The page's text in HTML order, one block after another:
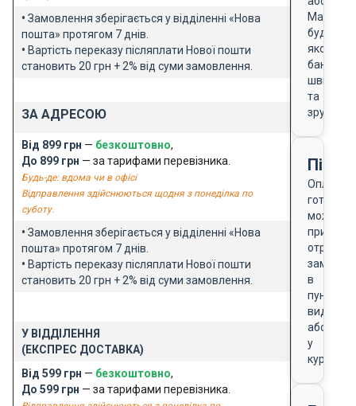
• Замовлення зберігається у відділенні «Нова
пошта» протягом 7 днів.
• Вартість переказу післяплати Нової пошти
становить 20 грн + 2% від суми замовлення.
ЗА АДРЕСОЮ
Від 899 грн — безкоштовно,
До 899 грн — за тарифами перевізника.
Будь-де: вдома чи в офісі
Відправлення здійснюються щодня з понеділка по
суботу.
• Замовлення зберігається у відділенні «Нова
пошта» протягом 7 днів.
• Вартість переказу післяплати Нової пошти
становить 20 грн + 2% від суми замовлення.
У ВІДДІЛЕННЯ
(ЕКСПРЕС ДОСТАВКА)
Від 599 грн — безкоштовно,
До 599 грн — за тарифами перевізника.
будь-
якого
банку
швидко
та
зручно
Оплата
готівкою
можлива
при
в
пункті
видачі
або
у
кур'єра